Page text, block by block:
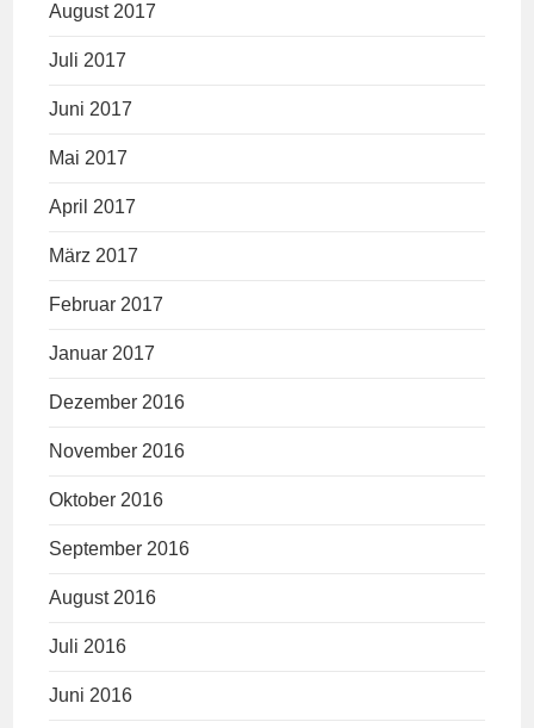
August 2017
Juli 2017
Juni 2017
Mai 2017
April 2017
März 2017
Februar 2017
Januar 2017
Dezember 2016
November 2016
Oktober 2016
September 2016
August 2016
Juli 2016
Juni 2016